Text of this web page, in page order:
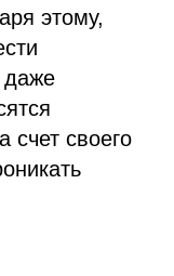
этому,
даже
счет своего